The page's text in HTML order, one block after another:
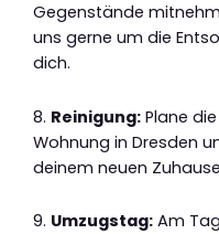
Gegenstände
uns gerne um die
dich.
8. Reinigung: Plane
Wohnung in Dresden
deinem neuen
9. Umzugstag: Am